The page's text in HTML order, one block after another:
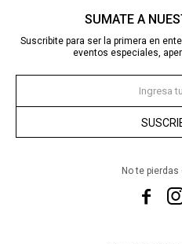
SUMATE A
Suscribite para ser la primera en
eventos especiales,
No te pierdas
